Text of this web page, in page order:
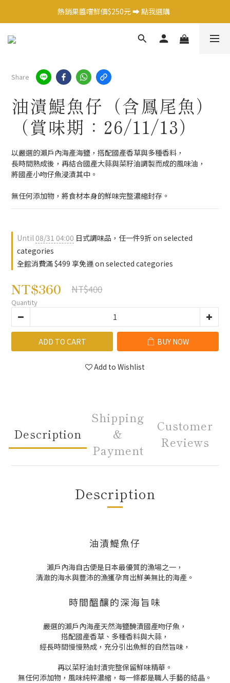
日式調味料任選1件 9 折 ➡️ 點我選購
熱銷果醬嚐鮮價$250元 ➡️ 點我選購
日式調味料任選1件 9 折 ➡️ 點我選購
Share
油漬鯷魚仔（含鳳尾魚）
（賞味期：26/11/13）
以嚴選的瀨戶內海產海鹽，搭配國產香草與多種香料，
長時間熟成後，再結合國產大蒜與菜籽油調製而成的風味油，
將國產小吻仔魚浸漬其中。
無任何添加物，將食材本身的鮮味完整濃縮封存。
Until08/31 04:00 日式調味品，任一件9折 on selected
categories
全館消費滿 $499 享免運 on selected categories
NT$360 NT$400
Quantity
ADD TO CART BUY NOW
Add to Wishlist
Description
Shipping
&
Payment
Customer
Reviews
Description
油漬鯷魚仔
瀨戶內海自古便是日本最優質的漁場之一，
清澈的海水與豐沛的漁獲孕育出鮮美無比的海產。
時間醞釀的深海旨味
嚴選的瀨戶內海產天然海鹽醃漬國產吻仔魚，
搭配國產香草、多種香料與大蒜，
經長時間慢慢熟成，充分引出魚鮮的自然旨味，
再以菜籽油封漬完整保留鮮味精華。
無任何添加物，風味純粹濃縮，每一條都是職人手藝的結晶。